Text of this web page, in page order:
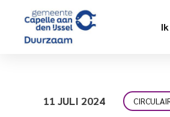
11 JULI 2024